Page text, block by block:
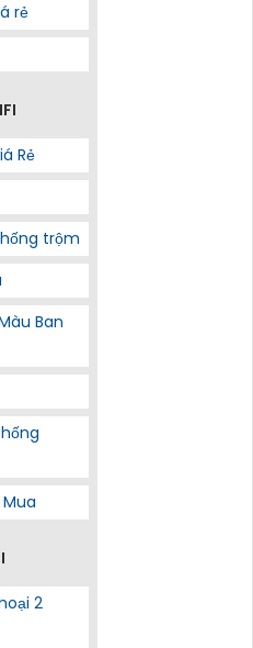
rẻ
Rẻ
trộm
Ban
2